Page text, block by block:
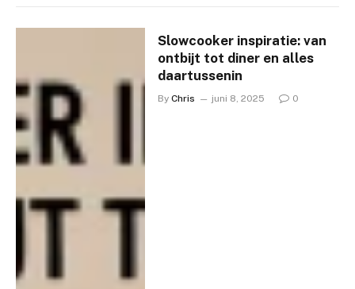
Slowcooker inspiratie: van
ontbijt tot diner en alles
daartussenin
By Chris juni 8, 2025 0